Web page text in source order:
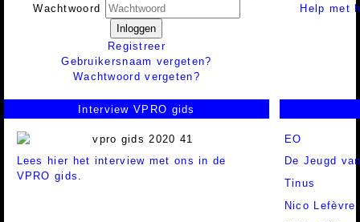
Wachtwoord
Inloggen
Registreer
Gebruikersnaam vergeten?
Wachtwoord vergeten?
Help met
Interview VPRO gids
Lees hier het interview met ons in de
VPRO gids.
EO
De Jeugd
Tinus
Nico Lefèvre